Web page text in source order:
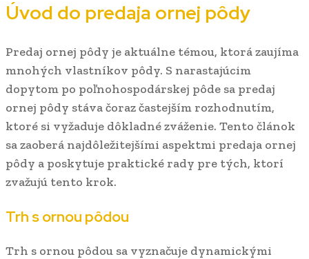
Úvod do predaja ornej pôdy
Predaj ornej pôdy je aktuálne témou, ktorá zaujíma
mnohých vlastníkov pôdy. S narastajúcim
dopytom po poľnohospodárskej pôde sa predaj
ornej pôdy stáva čoraz častejším rozhodnutím,
ktoré si vyžaduje dôkladné zváženie. Tento článok
sa zaoberá najdôležitejšími aspektmi predaja ornej
pôdy a poskytuje praktické rady pre tých, ktorí
zvažujú tento krok.
Trh s ornou pôdou
Trh s ornou pôdou sa vyznačuje dynamickými